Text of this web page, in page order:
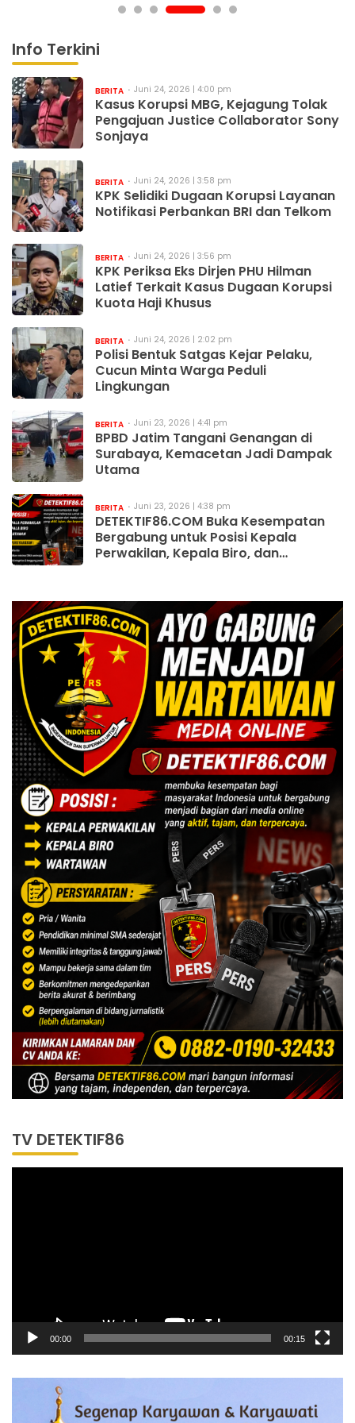
Info Terkini
BERITA Juni 24, 2026 | 4:00 pm
Kasus Korupsi MBG, Kejagung Tolak
Pengajuan Justice Collaborator Sony
Sonjaya
BERITA Juni 24, 2026 | 3:58 pm
KPK Selidiki Dugaan Korupsi Layanan
Notifikasi Perbankan BRI dan Telkom
BERITA Juni 24, 2026 | 3:56 pm
KPK Periksa Eks Dirjen PHU Hilman
Latief Terkait Kasus Dugaan Korupsi
Kuota Haji Khusus
BERITA Juni 24, 2026 | 2:02 pm
Polisi Bentuk Satgas Kejar Pelaku,
Cucun Minta Warga Peduli
Lingkungan
BERITA Juni 23, 2026 | 4:41 pm
BPBD Jatim Tangani Genangan di
Surabaya, Kemacetan Jadi Dampak
Utama
BERITA Juni 23, 2026 | 4:38 pm
DETEKTIF86.COM Buka Kesempatan
Bergabung untuk Posisi Kepala
Perwakilan, Kepala Biro, dan
TV DETEKTIF86
00:00 00:15